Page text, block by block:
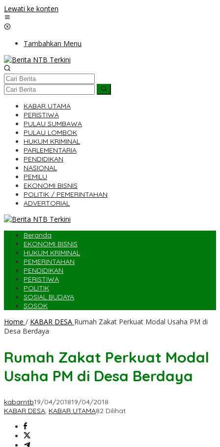
Lewati ke konten
Tambahkan Menu
KABAR UTAMA
PERISTIWA
PULAU SUMBAWA
PULAU LOMBOK
HUKUM KRIMINAL
PARLEMENTARIA
PENDIDIKAN
NASIONAL
PEMILU
EKONOMI BISNIS
POLITIK / PEMERINTAHAN
ADVERTORIAL
Beranda
EKONOMI BISNIS
HUKUM KRIMINAL
PEMERINTAHAN
PENDIDIKAN
PERISTIWA
POLITIK
SOSIAL BUDAYA
SOSOK
Home / KABAR DESA Rumah Zakat Perkuat Modal Usaha PM di
Desa Berdaya
Rumah Zakat Perkuat Modal
Usaha PM di Desa Berdaya
kabarntb19/04/201819/04/2018
KABAR DESA, KABAR UTAMA82 Dilihat